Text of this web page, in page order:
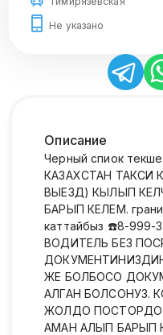
Не указано
Описание
Черный спиок
КАЗАХСТАН ТАКСИ
ВЫЕЗД) КЫЛЫП
БАРЫП КЕЛЕМ.
каттайбыз ☎️8-999-
ВОДИТЕЛЬ БЕЗ
ЖЕ БОЛБОСО
АЛГАН БОЛСОНУЗ.
ЖОЛДО ПОСТОРДО
АМАН АЛЫП БАРЫП